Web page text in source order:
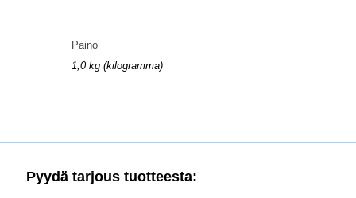
Paino
1,0 kg (kilogramma)
Pyydä tarjous tuotteesta: